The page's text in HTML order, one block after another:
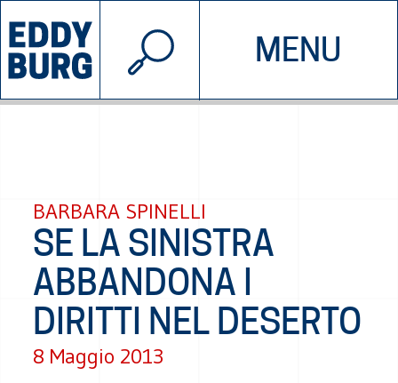
MENU
INIZIATIVE CHI SIAMO
© 2026 EDDYBURG
BARBARA SPINELLI
SE LA SINISTRA
ABBANDONA I
DIRITTI NEL DESERTO
8 Maggio 2013